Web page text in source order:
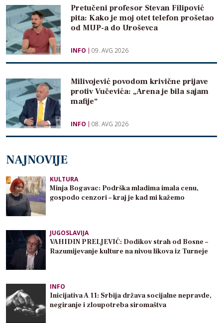
Pretučeni profesor Stevan Filipović
pita: Kako je moj otet telefon prošetao
od MUP-a do Uroševca
INFO 09. AVG 2026
Milivojević povodom krivične prijave
protiv Vučevića: „Arena je bila sajam
mafije“
INFO 08. AVG 2026
NAJNOVIJE
KULTURA
Minja Bogavac: Podrška mladima imala cenu,
gospodo cenzori – kraj je kad mi kažemo
JUGOSLAVIJA
VAHIDIN PRELJEVIĆ: Dodikov strah od Bosne –
Razumijevanje kulture na nivou likova iz Turneje
INFO
Inicijativa A 11: Srbija država socijalne nepravde,
negiranje i zloupotreba siromaštva